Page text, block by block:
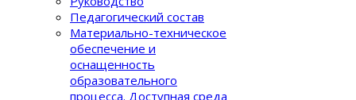
Педагогический состав
Материально-техническое
обеспечение и
оснащенность
образовательного
процеcса. Доступная среда